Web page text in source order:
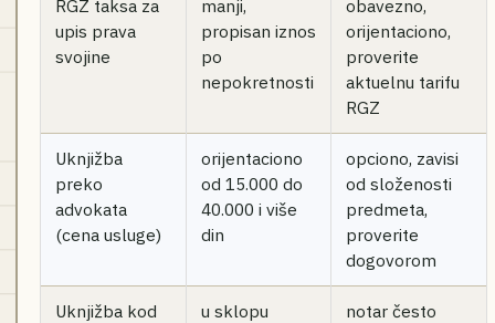
RGZ taksa za
upis prava
svojine
manji,
propisan iznos
po
nepokretnosti
obavezno,
orijentaciono,
proverite
aktuelnu tarifu
RGZ
Uknjižba
preko
advokata
(cena usluge)
orijentaciono
od 15.000 do
40.000 i više
din
opciono, zavisi
od složenosti
predmeta,
proverite
dogovorom
Uknjižba kod
u sklopu
notar često